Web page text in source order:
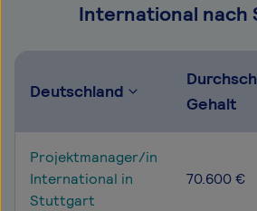
International nach
Deutschland
Gehalt
Projektmanager/in
International in
Stuttgart
70.600 €